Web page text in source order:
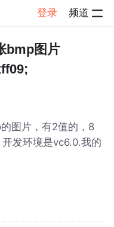
登录 频道
情
bmp图片
图片，有2值的，8
发环境是vc6.0.我的